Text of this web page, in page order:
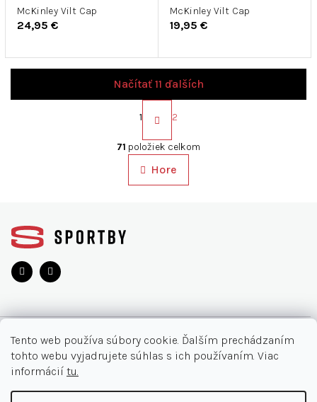
Tento web používa súbory cookie. Ďalším prechádzaním
tohto webu vyjadrujete súhlas s ich používaním. Viac
informácií tu.
McKinley Vilt Cap
24,95 €
McKinley Vilt Cap
19,95 €
v
á
d
y
ý
p
s
Načítať 11 ďalších
S
t
á
n
k
o
1 2
71 položiek celkom
Hore
e
O NÁKUPE
Moja objednávka
Najčastejšie otázky
INFORMÁCIE